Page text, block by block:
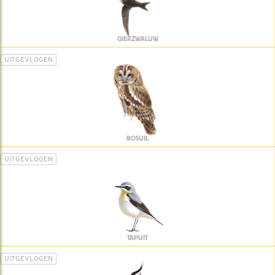
GIERZWALUW
UITGEVLOGEN
BOSUIL
UITGEVLOGEN
TAPUIT
UITGEVLOGEN